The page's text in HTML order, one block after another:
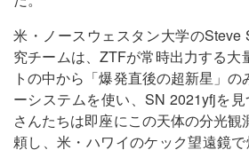
米・ノースウェスタン大学のSteve
究チームは、ZTFが常時出力する大
トの中から「爆発直後の超新星」
ーシステムを使い、SN 2021yfjを
さんたちは即座にこの天体の分光観
頼し、米・ハワイのケック望遠鏡